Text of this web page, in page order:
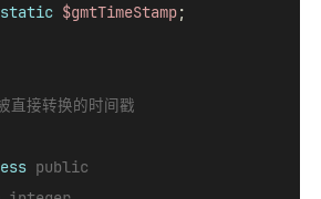
static $gmtTimeStamp;
接转换的时间戳
public